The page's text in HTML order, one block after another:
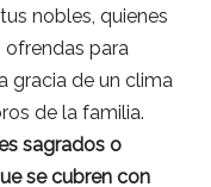
nobles, quienes
para
gracia de un clima
de la familia.
sagrados o
se cubren con